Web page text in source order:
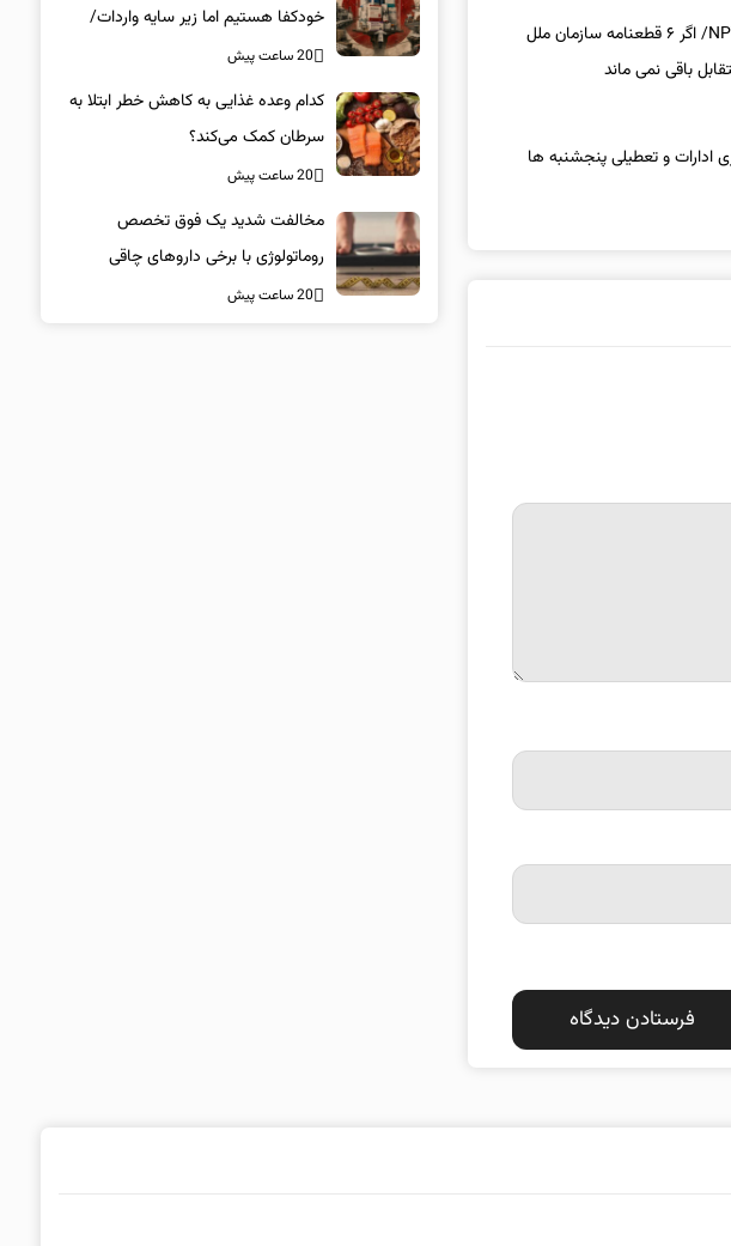
اظهارات واعظی درباره خروج NPT/ اگر ۶ قطعنامه سازمان ملل
باقی نمی‌ ماند
و تعطیلی پنجشنبه ها
خودکفا هستیم اما زیر سایه واردات/
کدام داروها این روزها کمیاب شده‌اند؟/
«کشور سه ماه ذخیره دارویی دارد»
20 ساعت پیش
کدام وعده غذایی به کاهش خطر ابتلا به
سرطان کمک می‌کند؟
20 ساعت پیش
مخالفت شدید یک فوق تخصص
روماتولوژی با برخی داروهای چاقی
20 ساعت پیش